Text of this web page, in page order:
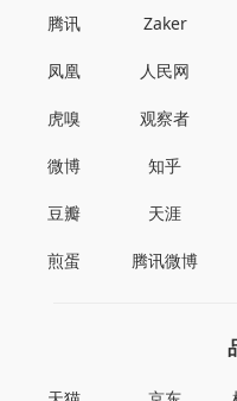
腾讯 Zaker
凤凰 人民网
虎嗅 观察者
微博 知乎
豆瓣 天涯
煎蛋 腾讯微博